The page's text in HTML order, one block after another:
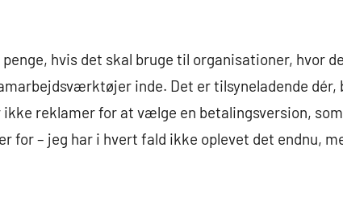
hvis det skal bruge til organisationer, hvor
inde. Det er tilsyneladende dér,
ikke reklamer for at vælge en betalingsversion,
for – jeg har i hvert fald ikke oplevet det endnu,